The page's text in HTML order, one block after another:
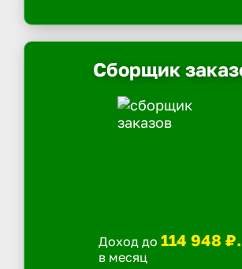
Сборщик
Доход до 114 948 ₽.
в месяц